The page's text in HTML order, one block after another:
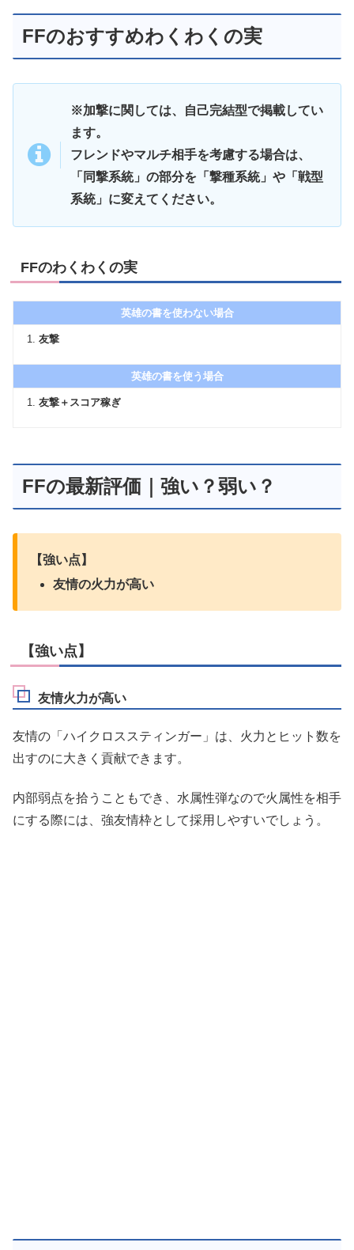
FFのおすすめわくわくの実
※加撃に関しては、自己完結型で掲載してい
ます。
フレンドやマルチ相手を考慮する場合は、
「同撃系統」の部分を「撃種系統」や「戦型
系統」に変えてください。
FFのわくわくの実
英雄の書を使わない場合
友撃
英雄の書を使う場合
友撃＋スコア稼ぎ
FFの最新評価｜強い？弱い？
【強い点】
友情の火力が高い
【強い点】
友情火力が高い
友情の「ハイクロススティンガー」は、火力とヒット数を
出すのに大きく貢献できます。
内部弱点を拾うこともでき、水属性弾なので火属性を相手
にする際には、強友情枠として採用しやすいでしょう。